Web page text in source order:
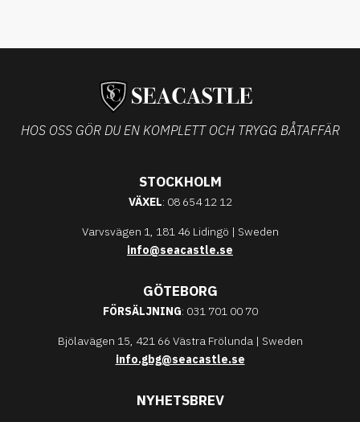
HOS OSS GÖR DU EN KOMPLETT OCH TRYGG BÅTAFFÄR
STOCKHOLM
VÄXEL: 08 654 12 12
Varvsvägen 1, 181 46 Lidingö | Sweden
info@seacastle.se
GÖTEBORG
FÖRSÄLJNING: 031 701 00 70
Bjölavägen 15, 421 66 Västra Frölunda | Sweden
info.gbg@seacastle.se
NYHETSBREV